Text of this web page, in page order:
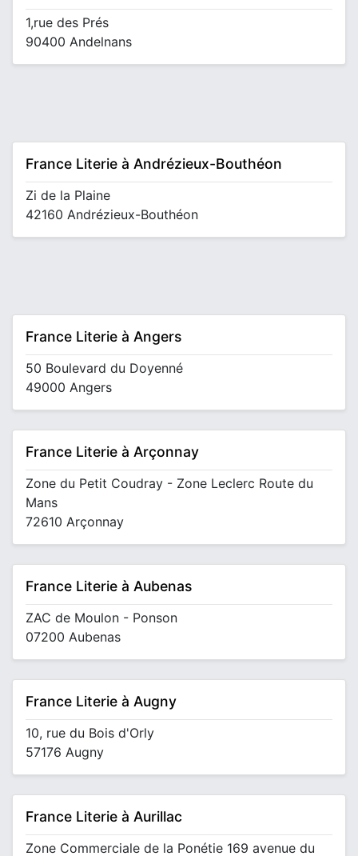
1,rue des Prés
90400 Andelnans
France Literie à Andrézieux-Bouthéon
Zi de la Plaine
42160 Andrézieux-Bouthéon
France Literie à Angers
50 Boulevard du Doyenné
49000 Angers
France Literie à Arçonnay
Zone du Petit Coudray - Zone Leclerc Route du
Mans
72610 Arçonnay
France Literie à Aubenas
ZAC de Moulon - Ponson
07200 Aubenas
France Literie à Augny
10, rue du Bois d'Orly
57176 Augny
France Literie à Aurillac
Zone Commerciale de la Ponétie 169 avenue du